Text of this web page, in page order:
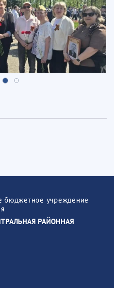
бюджетное учреждение
РАЙОННАЯ